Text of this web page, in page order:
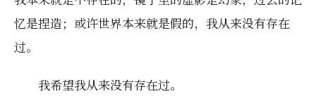
忆是捏造；或许世界本来就是假的，我从来没有存在
过。
我希望我从来没有存在过。